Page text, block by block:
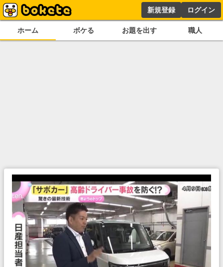
新規登録 ログイン
ホーム ボケる お題を出す 職人